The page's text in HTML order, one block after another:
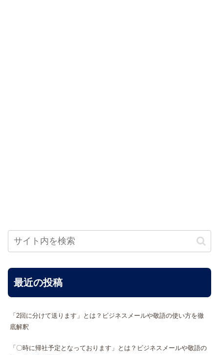
最近の投稿
「2回に分けて送ります」とは？ビジネスメールや敬語の使い方を徹
底解釈
「〇時に帰社予定となっております」とは？ビジネスメールや敬語の